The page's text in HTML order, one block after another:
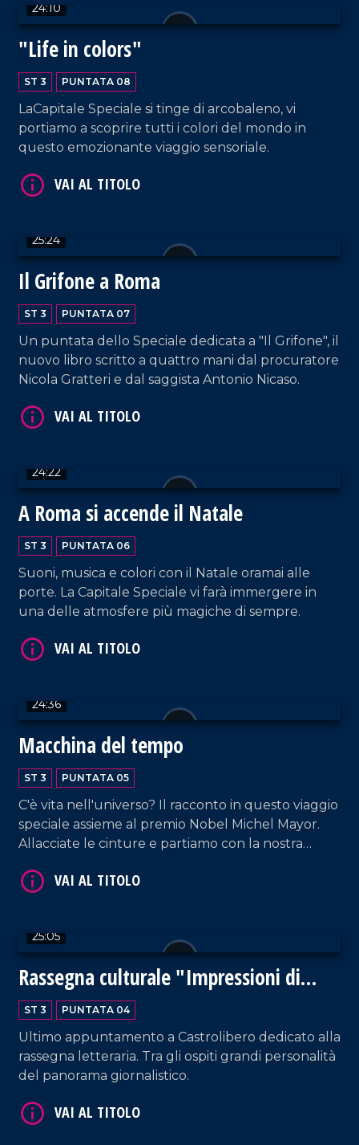
24:10
"Life in colors"
ST 3 PUNTATA 08
LaCapitale Speciale si tinge di arcobaleno, vi
portiamo a scoprire tutti i colori del mondo in
questo emozionante viaggio sensoriale.
25:24
Il Grifone a Roma
ST 3 PUNTATA 07
Un puntata dello Speciale dedicata a "Il Grifone", il
nuovo libro scritto a quattro mani dal procuratore
Nicola Gratteri e dal saggista Antonio Nicaso.
24:22
A Roma si accende il Natale
ST 3 PUNTATA 06
Suoni, musica e colori con il Natale oramai alle
porte. La Capitale Speciale vi farà immergere in
una delle atmosfere più magiche di sempre.
VAI AL TITOLO
24:36
Macchina del tempo
ST 3 PUNTATA 05
C'è vita nell'universo? Il racconto in questo viaggio
speciale assieme al premio Nobel Michel Mayor.
Allacciate le cinture e partiamo con la nostra
VAI AL TITOLO
25:05
Rassegna culturale "Impressioni di
settembre"
ST 3 PUNTATA 04
Ultimo appuntamento a Castrolibero dedicato alla
rassegna letteraria. Tra gli ospiti grandi personalità
del panorama giornalistico.
VAI AL TITOLO
VAI AL TITOLO
VAI AL TITOLO